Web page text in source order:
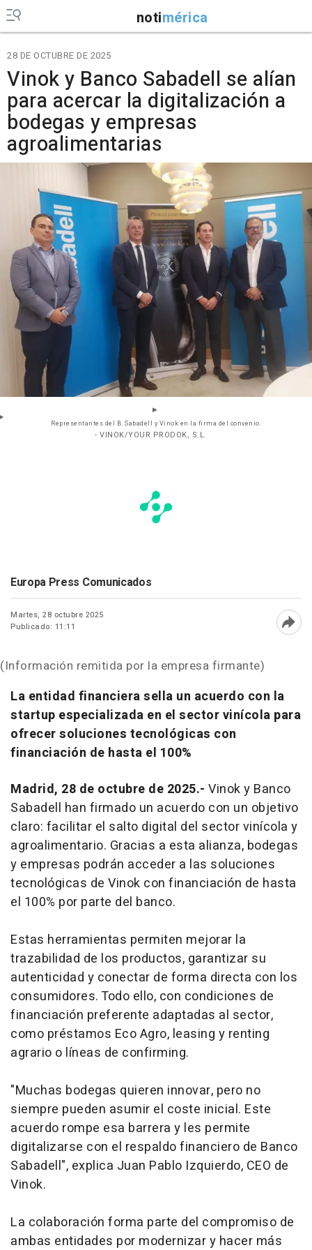
notimérica
28 DE OCTUBRE DE 2025
Vinok y Banco Sabadell se alían
para acercar la digitalización a
bodegas y empresas
agroalimentarias
Representantes del B. Sabadell y Vinok en la firma del convenio.
- VINOK/YOUR PRODOK, S.L.
Europa Press Comunicados
Martes, 28 octubre 2025
Publicado: 11:11
(Información remitida por la empresa firmante)
La entidad financiera sella un acuerdo con la
startup especializada en el sector vinícola para
ofrecer soluciones tecnológicas con
financiación de hasta el 100%
Madrid, 28 de octubre de 2025.- Vinok y Banco
Sabadell han firmado un acuerdo con un objetivo
claro: facilitar el salto digital del sector vinícola y
agroalimentario. Gracias a esta alianza, bodegas
y empresas podrán acceder a las soluciones
tecnológicas de Vinok con financiación de hasta
el 100% por parte del banco.
Estas herramientas permiten mejorar la
trazabilidad de los productos, garantizar su
autenticidad y conectar de forma directa con los
consumidores. Todo ello, con condiciones de
financiación preferente adaptadas al sector,
como préstamos Eco Agro, leasing y renting
agrario o líneas de confirming.
"Muchas bodegas quieren innovar, pero no
siempre pueden asumir el coste inicial. Este
acuerdo rompe esa barrera y les permite
digitalizarse con el respaldo financiero de Banco
Sabadell", explica Juan Pablo Izquierdo, CEO de
Vinok.
La colaboración forma parte del compromiso de
ambas entidades por modernizar y hacer más